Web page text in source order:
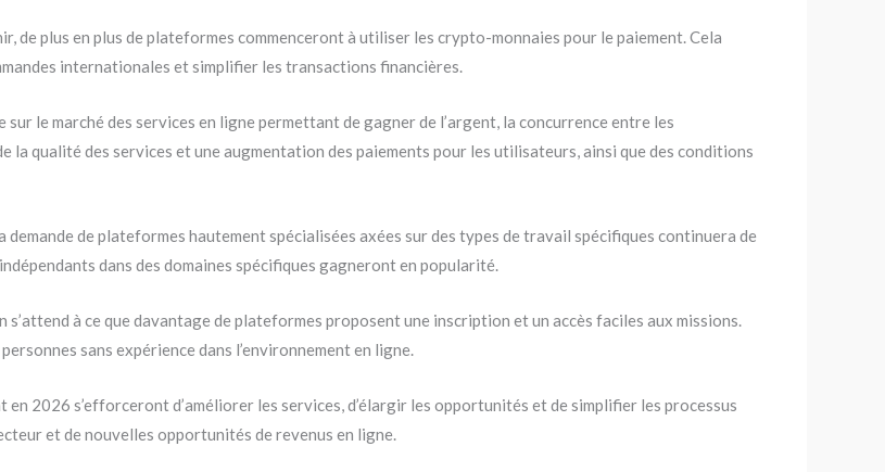
de plus en plus de plateformes commenceront à utiliser les crypto-monnaies pour le paiement. Cela
internationales et simplifier les transactions financières.
le marché des services en ligne permettant de gagner de l’argent, la concurrence entre les
la qualité des services et une augmentation des paiements pour les utilisateurs, ainsi que des conditions
demande de plateformes hautement spécialisées axées sur des types de travail spécifiques continuera de
dans des domaines spécifiques gagneront en popularité.
s’attend à ce que davantage de plateformes proposent une inscription et un accès faciles aux missions.
sans expérience dans l’environnement en ligne.
2026 s’efforceront d’améliorer les services, d’élargir les opportunités et de simplifier les processus
et de nouvelles opportunités de revenus en ligne.